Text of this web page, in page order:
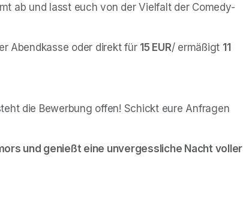
ab und lasst euch von der Vielfalt der Comedy-
Abendkasse oder direkt für 15 EUR/ ermäßigt 11
die Bewerbung offen! Schickt eure Anfragen
und genießt eine unvergessliche Nacht voller